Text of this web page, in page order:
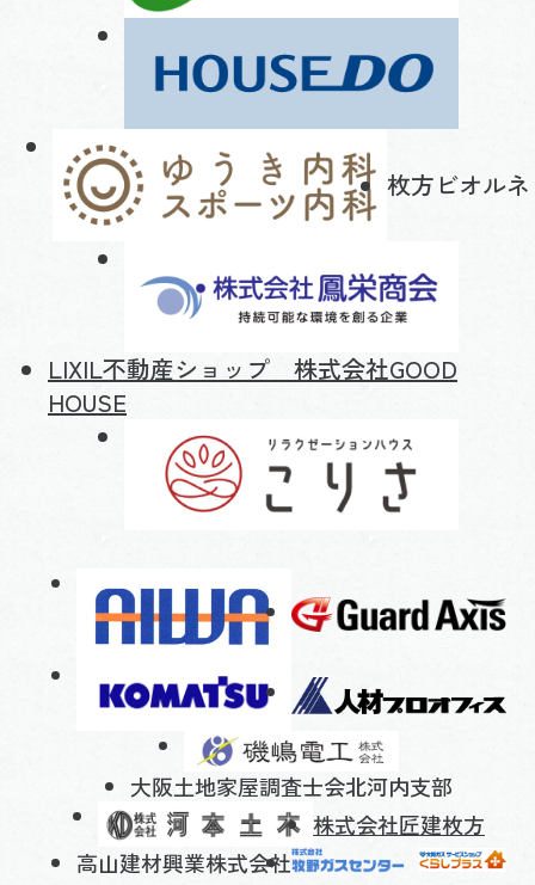
枚方ビオルネ
LIXIL不動産ショップ 株式会社GOOD
HOUSE
大阪土地家屋調査士会北河内支部
株式会社匠建枚方
高山建材興業株式会社